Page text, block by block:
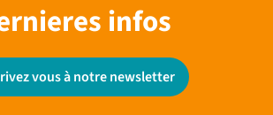
infos
vous à notre newsletter